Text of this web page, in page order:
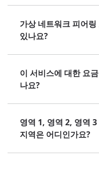
가상 네트워크 피어
있나요?
이 서비스에 대한 요
나요?
영역 1, 영역 2, 영역
지역은 어디인가요?